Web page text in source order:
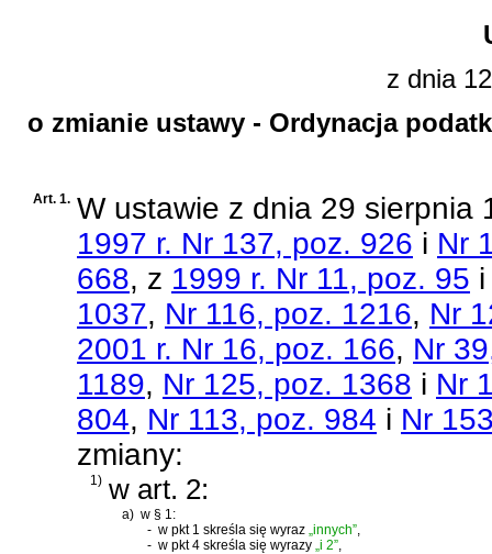
z dnia
o zmianie ustawy - Ordynacja
Art. 1. W ustawie z dnia 29 sierpnia
1997 r. Nr 137, poz. 926 i Nr
668, z 1999 r. Nr 11, poz. 95
1037, Nr 116, poz. 1216, Nr
2001 r. Nr 16, poz. 166, Nr
1189, Nr 125, poz. 1368 i Nr
804, Nr 113, poz. 984 i Nr
zmiany:
1) w art. 2:
a) w § 1:
- w pkt 1 skreśla się wyraz „innych”,
- w pkt 4 skreśla się wyrazy „i 2”,